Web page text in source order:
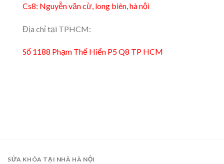
Cs8: Nguyễn văn cừ, long biên, hà nội
Địa chỉ tại TPHCM:
Số 1188 Phạm Thế Hiển P5 Q8 TP HCM
SỬA KHÓA TẠI NHÀ HÀ NỘI